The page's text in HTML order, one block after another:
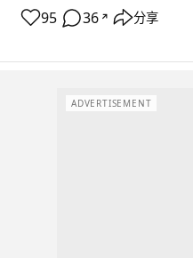
95 36 ↗ 分享
ADVERTISEMENT